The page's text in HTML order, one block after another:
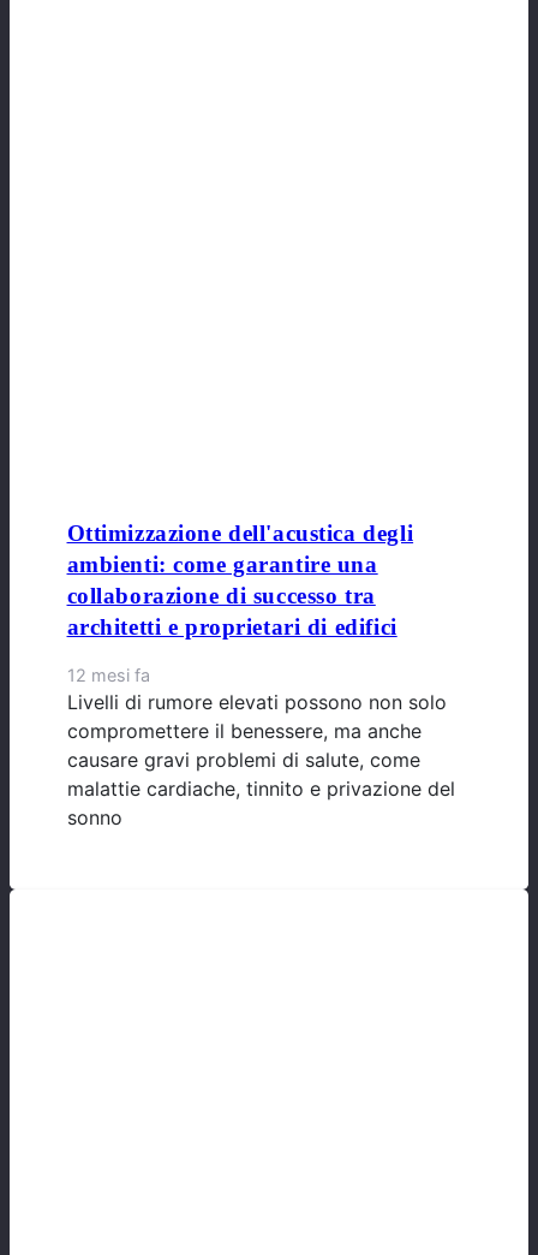
Ottimizzazione dell'acustica degli
ambienti: come garantire una
collaborazione di successo tra
architetti e proprietari di edifici
12 mesi fa
Livelli di rumore elevati possono non solo
compromettere il benessere, ma anche
causare gravi problemi di salute, come
malattie cardiache, tinnito e privazione del
sonno